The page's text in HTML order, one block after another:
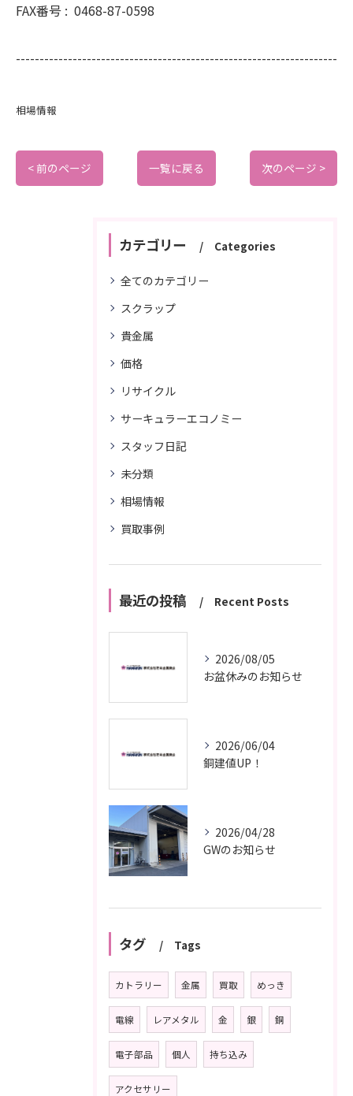
FAX番号 : 0468-87-0598
--------------------------------------------------------------------
相場情報
< 前のページ 一覧に戻る 次のページ >
カテゴリー Categories
全てのカテゴリー
スクラップ
貴金属
価格
リサイクル
サーキュラーエコノミー
スタッフ日記
未分類
相場情報
買取事例
最近の投稿 Recent Posts
2026/08/05
お盆休みのお知らせ
2026/06/04
銅建値UP！
2026/04/28
GWのお知らせ
タグ Tags
カトラリー 金属 買取 めっき
電線 レアメタル 金 銀 銅
電子部品 個人 持ち込み
アクセサリー